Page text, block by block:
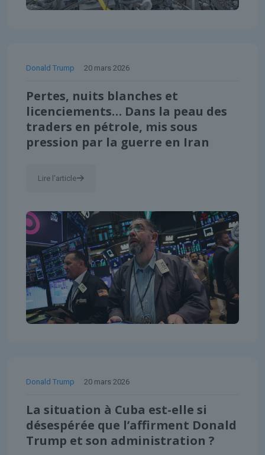
Donald Trump 20 mars 2026
Pertes, nuits blanches et
licenciements… Dans la peau des
traders en pétrole, mis sous
pression par la guerre en Iran
Lire l'article
Donald Trump 20 mars 2026
La situation à Cuba est-elle si
désespérée que l’affirment Donald
Trump et son administration ?